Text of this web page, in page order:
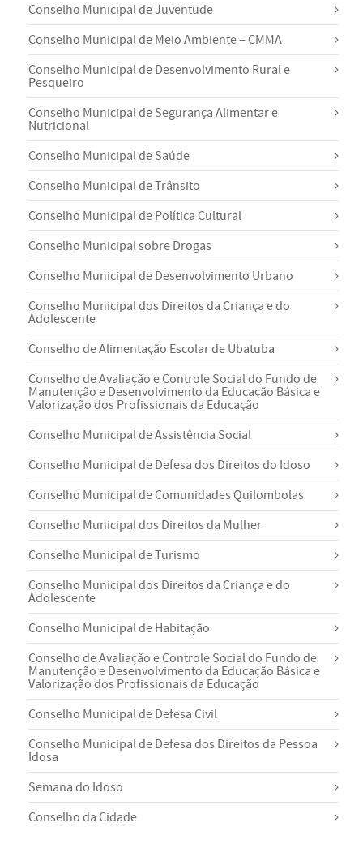
Conselho Municipal de Juventude
Conselho Municipal de Meio Ambiente – CMMA
Conselho Municipal de Desenvolvimento Rural e
Pesqueiro
Conselho Municipal de Segurança Alimentar e
Nutricional
Conselho Municipal de Saúde
Conselho Municipal de Trânsito
Conselho Municipal de Política Cultural
Conselho Municipal sobre Drogas
Conselho Municipal de Desenvolvimento Urbano
Conselho Municipal dos Direitos da Criança e do
Adolescente
Conselho de Alimentação Escolar de Ubatuba
Conselho de Avaliação e Controle Social do Fundo de
Manutenção e Desenvolvimento da Educação Básica e
Valorização dos Profissionais da Educação
Conselho Municipal de Assistência Social
Conselho Municipal de Defesa dos Direitos do Idoso
Conselho Municipal de Comunidades Quilombolas
Conselho Municipal dos Direitos da Mulher
Conselho Municipal de Turismo
Conselho Municipal dos Direitos da Criança e do
Adolescente
Conselho Municipal de Habitação
Conselho de Avaliação e Controle Social do Fundo de
Manutenção e Desenvolvimento da Educação Básica e
Valorização dos Profissionais da Educação
Conselho Municipal de Defesa Civil
Conselho Municipal de Defesa dos Direitos da Pessoa
Idosa
Semana do Idoso
Conselho da Cidade